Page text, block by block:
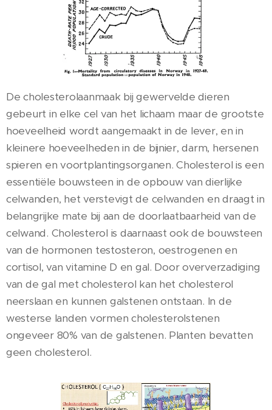
De cholesterolaanmaak bij gewervelde dieren
gebeurt in elke cel van het lichaam maar de grootste
hoeveelheid wordt aangemaakt in de lever, en in
kleinere hoeveelheden in de bijnier, darm, hersenen
spieren en voortplantingsorganen. Cholesterol is een
essentiële bouwsteen in de opbouw van dierlijke
celwanden, het verstevigt de celwanden en draagt in
belangrijke mate bij aan de doorlaatbaarheid van de
celwand. Cholesterol is daarnaast ook de bouwsteen
van de hormonen testosteron, oestrogenen en
cortisol, van vitamine D en gal. Door oververzadiging
van de gal met cholesterol kan het cholesterol
neerslaan en kunnen galstenen ontstaan. In de
westerse landen vormen cholesterolstenen
ongeveer 80% van de galstenen. Planten bevatten
geen cholesterol.